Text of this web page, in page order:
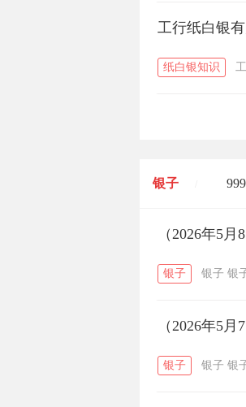
工行纸白银
纸白银知识
银子
开国纪念币
菜百 周
六福 / 金
（2026年5
银子 银子 银
（2026年5
银子 银子 银